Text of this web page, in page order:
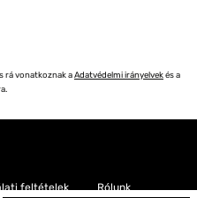
rá vonatkoznak aAdatvédelmi irányelvekés a
feltételek Rólunk